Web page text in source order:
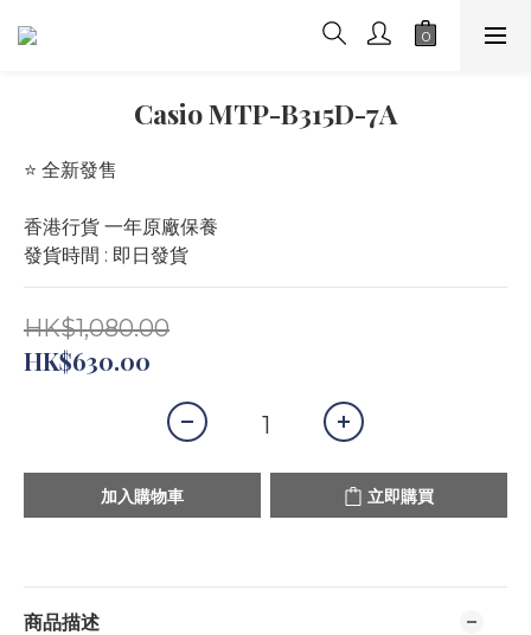
Casio MTP-B315D-7A
⭐️ 全新發售
香港行貨 一年原廠保養
發貨時間 : 即日發貨
HK$1,080.00
HK$630.00
加入購物車 立即購買
商品描述